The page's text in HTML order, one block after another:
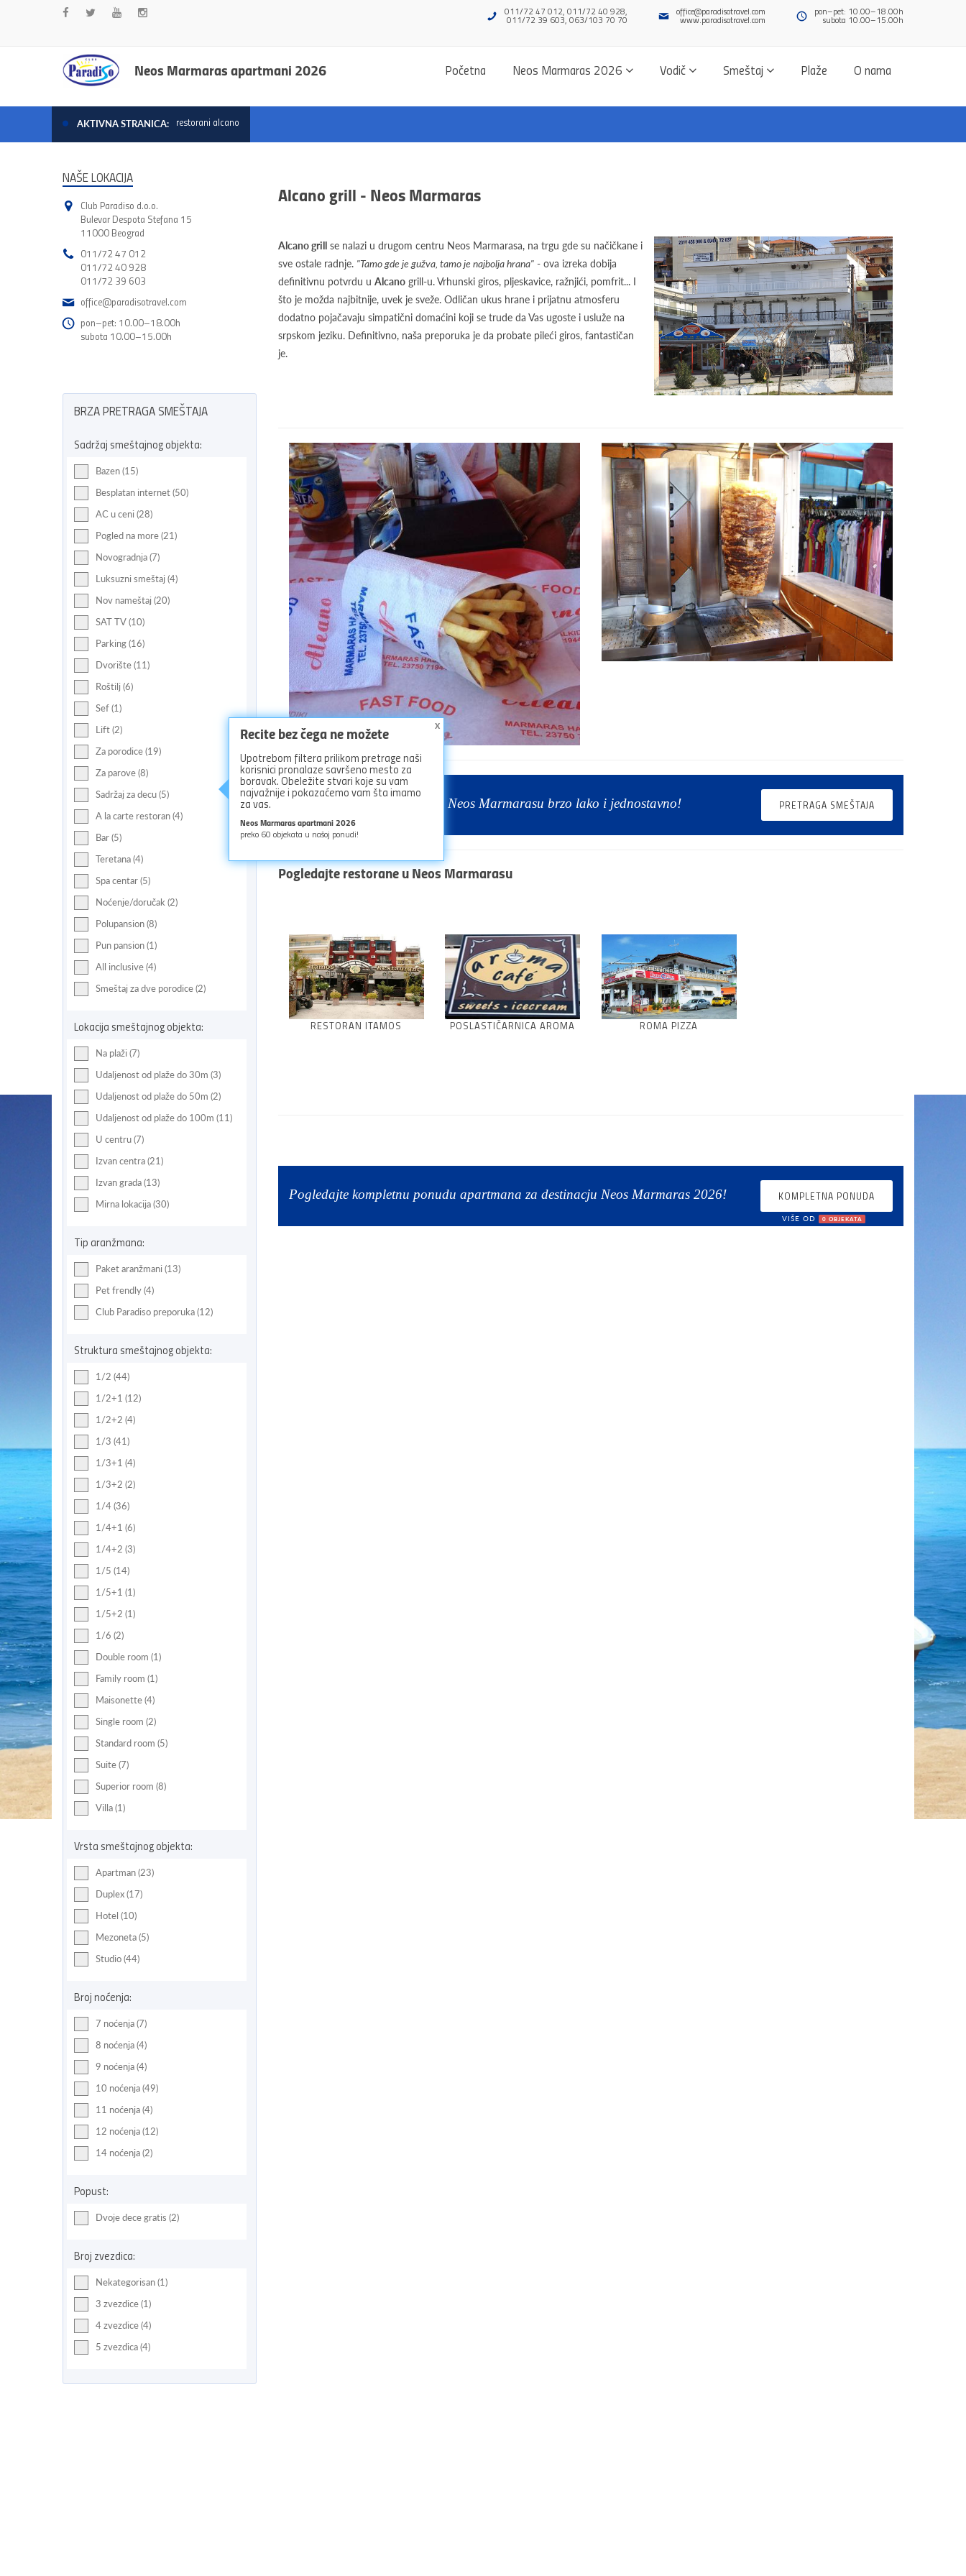
011/72 47 012, 011/72 40 928,
011/72 39 603, 063/103 70 70
office@paradisotravel.com
www.paradisotravel.com
pon–pet: 10.00–18.00h
subota 10.00–15.00h
Neos Marmaras apartmani 2026 Početna Neos Marmaras 2026 Vodič Smeštaj Plaže O nama
AKTIVNA STRANICA: restorani alcano
Alcano grill - Neos Marmaras
Alcano grill se nalazi u drugom centru Neos Marmarasa, na trgu gde su načičkane i
sve ostale radnje. "Tamo gde je gužva, tamo je najbolja hrana" - ova izreka dobija
definitivnu potvrdu u Alcano grill-u. Vrhunski giros, pljeskavice, ražnjići, pomfrit... I
što je možda najbitnije, uvek je sveže. Odličan ukus hrane i prijatnu atmosferu
dodatno pojačavaju simpatični domaćini koji se trude da Vas ugoste i usluže na
srpskom jeziku. Definitivno, naša preporuka je da probate pileći giros, fantastičan
je.
Nađite i rezervišite smeštaj u Neos Marmarasu brzo lako i jednostavno! PRETRAGA SMEŠTAJA
Pogledajterestorane u Neos Marmarasu
RESTORAN ITAMOS POSLASTIČARNICA AROMA ROMA PIZZA
Pogledajte kompletnu ponudu apartmana za destinacju Neos Marmaras 2026! KOMPLETNA PONUDA
VIŠE OD 0 OBJEKATA
NAŠE LOKACIJA
Club Paradiso d.o.o.
Bulevar Despota Stefana 15
11000 Beograd
011/72 47 012
011/72 40 928
011/72 39 603
office@paradisotravel.com
pon–pet: 10.00–18.00h
subota 10.00–15.00h
x
Recite bez čega ne možete
Upotrebom filtera prilikom pretrage naši
korisnici pronalaze savršeno mesto za
boravak. Obeležite stvari koje su vam
najvažnije i pokazaćemo vam šta imamo
za vas.
Neos Marmaras apartmani 2026
preko 60 objekata u našoj ponudi!
BRZA PRETRAGA SMEŠTAJA
Sadržaj smeštajnog objekta:
Bazen (15)
Besplatan internet (50)
AC u ceni (28)
Pogled na more (21)
Novogradnja (7)
Luksuzni smeštaj (4)
Nov nameštaj (20)
SAT TV (10)
Parking (16)
Dvorište (11)
Roštilj (6)
Sef (1)
Lift (2)
Za porodice (19)
Za parove (8)
Sadržaj za decu (5)
A la carte restoran (4)
Bar (5)
Teretana (4)
Spa centar (5)
Noćenje/doručak (2)
Polupansion (8)
Pun pansion (1)
All inclusive (4)
Smeštaj za dve porodice (2)
Lokacija smeštajnog objekta:
Na plaži (7)
Udaljenost od plaže do 30m (3)
Udaljenost od plaže do 50m (2)
Udaljenost od plaže do 100m (11)
U centru (7)
Izvan centra (21)
Izvan grada (13)
Mirna lokacija (30)
Tip aranžmana:
Paket aranžmani (13)
Pet frendly (4)
Club Paradiso preporuka (12)
Struktura smeštajnog objekta:
1/2 (44)
1/2+1 (12)
1/2+2 (4)
1/3 (41)
1/3+1 (4)
1/3+2 (2)
1/4 (36)
1/4+1 (6)
1/4+2 (3)
1/5 (14)
1/5+1 (1)
1/5+2 (1)
1/6 (2)
Double room (1)
Family room (1)
Maisonette (4)
Single room (2)
Standard room (5)
Suite (7)
Superior room (8)
Villa (1)
Vrsta smeštajnog objekta:
Apartman (23)
Duplex (17)
Hotel (10)
Mezoneta (5)
Studio (44)
Broj noćenja:
7 noćenja (7)
8 noćenja (4)
9 noćenja (4)
10 noćenja (49)
11 noćenja (4)
12 noćenja (12)
14 noćenja (2)
Popust:
Dvoje dece gratis (2)
Broj zvezdica:
Nekategorisan (1)
3 zvezdice (1)
4 zvezdice (4)
5 zvezdica (4)